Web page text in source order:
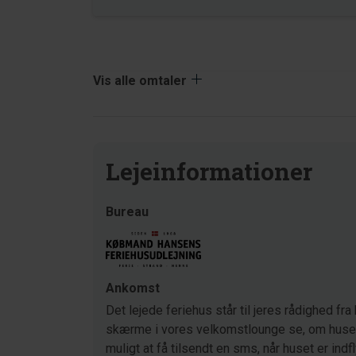
Vis alle omtaler
Lejeinformationer
Bureau
Ankomst
Det lejede feriehus står til jeres rådighed fra
skærme i vores velkomstlounge se, om
muligt at få tilsendt en sms, når huset er